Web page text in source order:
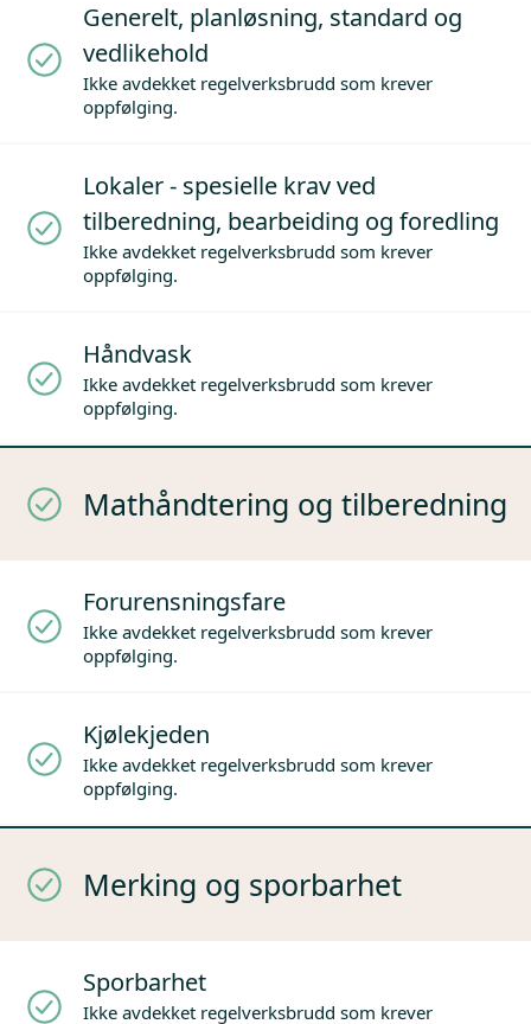
Generelt, planløsning, standard og
vedlikehold
Ikke avdekket regelverksbrudd som krever
oppfølging.
Lokaler - spesielle krav ved
tilberedning, bearbeiding og foredling
Ikke avdekket regelverksbrudd som krever
oppfølging.
Håndvask
Ikke avdekket regelverksbrudd som krever
oppfølging.
Mathåndtering og tilberedning
Forurensningsfare
Ikke avdekket regelverksbrudd som krever
oppfølging.
Kjølekjeden
Ikke avdekket regelverksbrudd som krever
oppfølging.
Merking og sporbarhet
Sporbarhet
Ikke avdekket regelverksbrudd som krever